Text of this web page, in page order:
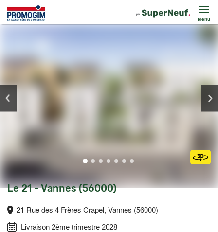
Menu
Le 21 - Vannes (56000)
21 Rue des 4 Frères Crapel, Vannes (56000)
Livraison 2ème trimestre 2028